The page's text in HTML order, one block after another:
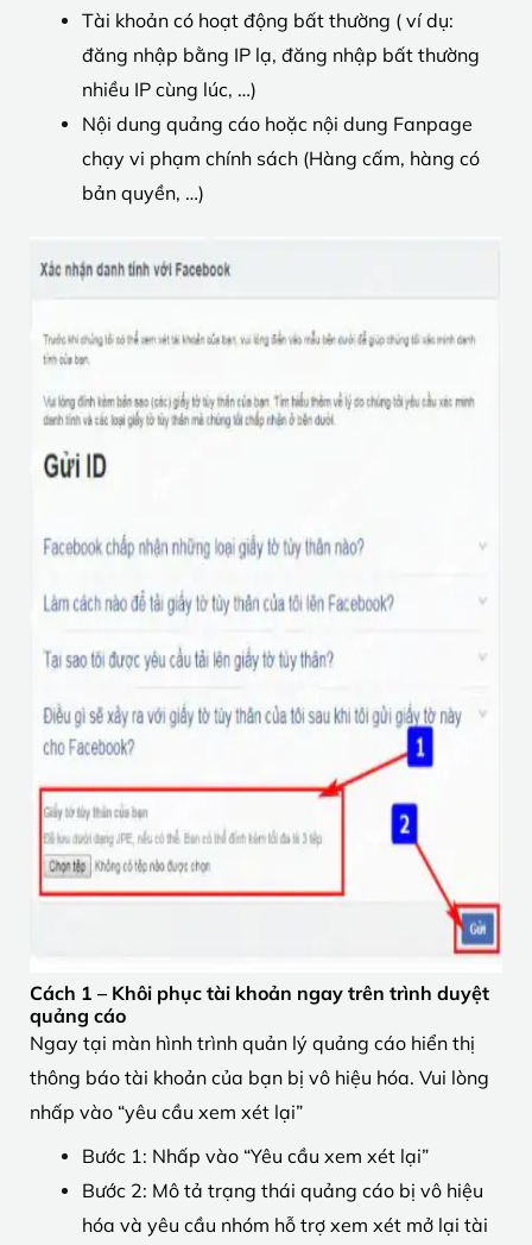
Tài khoản có hoạt động bất thường ( ví dụ:
đăng nhập bằng IP lạ, đăng nhập bất thường
nhiều IP cùng lúc, …)
Nội dung quảng cáo hoặc nội dung Fanpage
chạy vi phạm chính sách (Hàng cấm, hàng có
bản quyền, …)
Cách 1 – Khôi phục tài khoản ngay trên trình duyệt
quảng cáo
Ngay tại màn hình trình quản lý quảng cáo hiển thị
thông báo tài khoản của bạn bị vô hiệu hóa. Vui lòng
nhấp vào “yêu cầu xem xét lại”
Bước 1: Nhấp vào “Yêu cầu xem xét lại”
Bước 2: Mô tả trạng thái quảng cáo bị vô hiệu
hóa và yêu cầu nhóm hỗ trợ xem xét mở lại tài